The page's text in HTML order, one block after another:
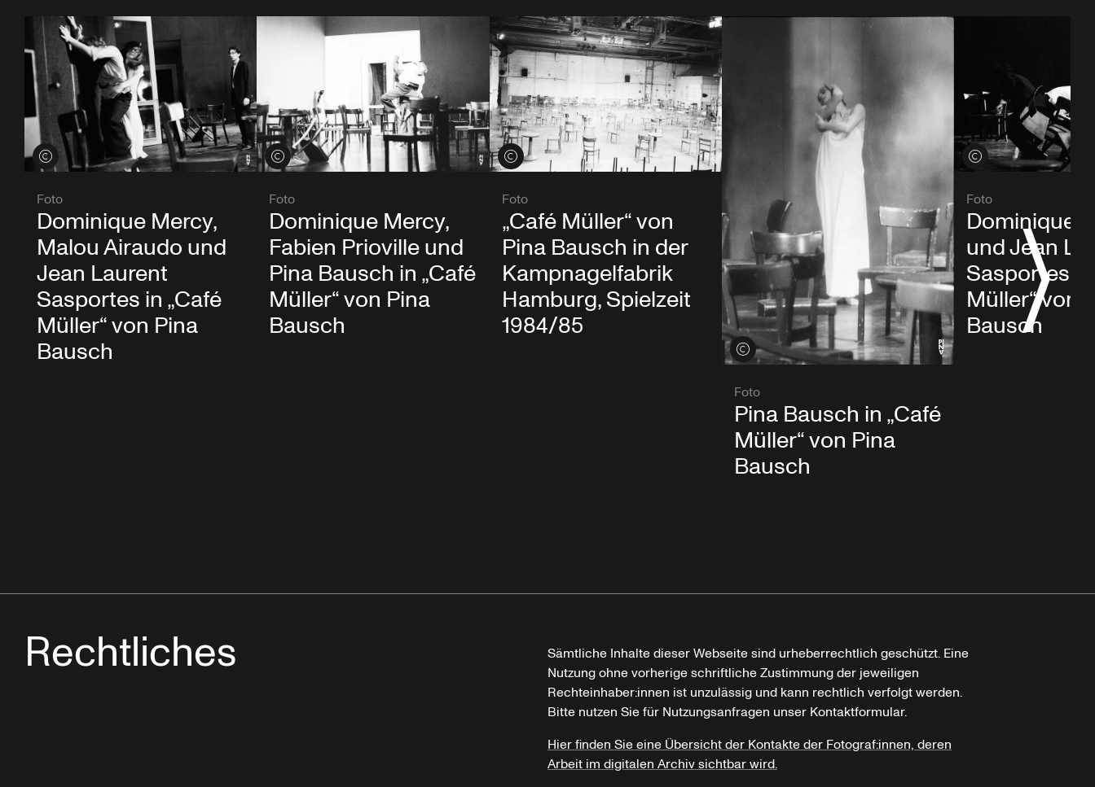
Credits öffnen
Foto
Dominique Mercy,
Malou Airaudo und
Jean Laurent
Sasportes in „Café
Müller“ von Pina
Bausch
Credits öffnen
Foto
Dominique Mercy,
Fabien Prioville und
Pina Bausch in „Café
Müller“ von Pina
Bausch
Credits öffnen
Foto
„Café Müller“ von
Pina Bausch in der
Kampnagelfabrik
Hamburg, Spielzeit
1984/85
Credits öffnen
Foto
Pina Bausch in „Café
Müller“ von Pina
Bausch
Credits öffnen
Foto
Dominique
und Jean
Sasportes in
Müller“ von
Bausch
Rechtliches
Sämtliche Inhalte dieser Webseite sind urheberrechtlich geschützt. Eine
Nutzung ohne vorherige schriftliche Zustimmung der jeweiligen
Rechteinhaber:innen ist unzulässig und kann rechtlich verfolgt werden.
Bitte nutzen Sie für Nutzungsanfragen unser Kontaktformular.
Hier finden Sie eine Übersicht der Kontakte der Fotograf:innen, deren
Arbeit im digitalen Archiv sichtbar wird.